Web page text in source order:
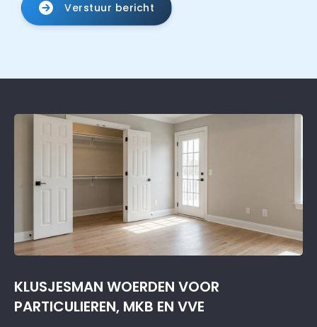
Verstuur bericht
KLUSJESMAN WOERDEN VOOR
PARTICULIEREN, MKB EN VVE